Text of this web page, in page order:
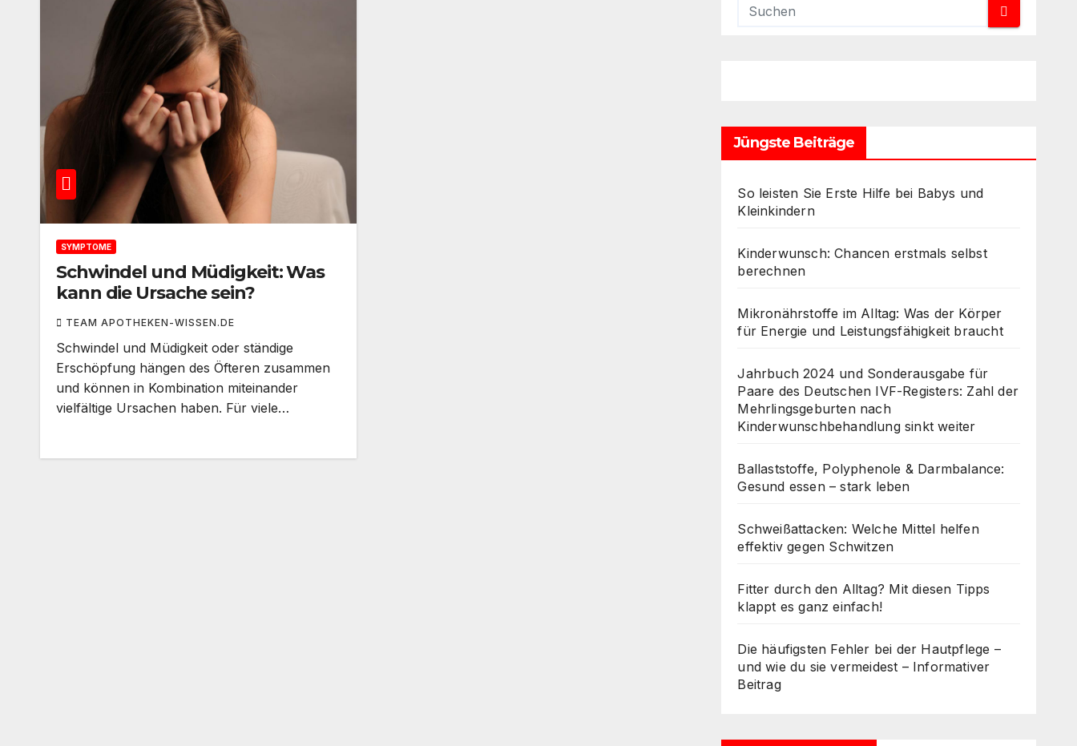
SYMPTOME
Schwindel und Müdigkeit: Was
kann die Ursache sein?
TEAM APOTHEKEN-WISSEN.DE
Schwindel und Müdigkeit oder ständige
Erschöpfung hängen des Öfteren zusammen
und können in Kombination miteinander
vielfältige Ursachen haben. Für viele…
Jüngste Beiträge
So leisten Sie Erste Hilfe bei Babys und
Kleinkindern
Kinderwunsch: Chancen erstmals selbst
berechnen
Mikronährstoffe im Alltag: Was der Körper
für Energie und Leistungsfähigkeit braucht
Jahrbuch 2024 und Sonderausgabe für
Paare des Deutschen IVF-Registers: Zahl der
Mehrlingsgeburten nach
Kinderwunschbehandlung sinkt weiter
Ballaststoffe, Polyphenole & Darmbalance:
Gesund essen – stark leben
Schweißattacken: Welche Mittel helfen
effektiv gegen Schwitzen
Fitter durch den Alltag? Mit diesen Tipps
klappt es ganz einfach!
Die häufigsten Fehler bei der Hautpflege –
und wie du sie vermeidest – Informativer
Beitrag